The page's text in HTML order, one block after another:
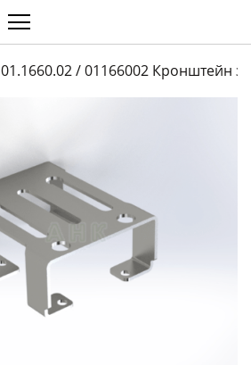
01.1660.02 / 01166002 Кронштейн